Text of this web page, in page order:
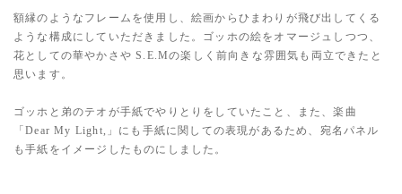
額縁のようなフレームを使用し、絵画からひまわりが飛び出してくる
ような構成にしていただきました。ゴッホの絵をオマージュしつつ、
花としての華やかさや S.E.Mの楽しく前向きな雰囲気も両立できたと
思います。
ゴッホと弟のテオが手紙でやりとりをしていたこと、また、楽曲
「Dear My Light,」にも手紙に関しての表現があるため、宛名パネル
も手紙をイメージしたものにしました。